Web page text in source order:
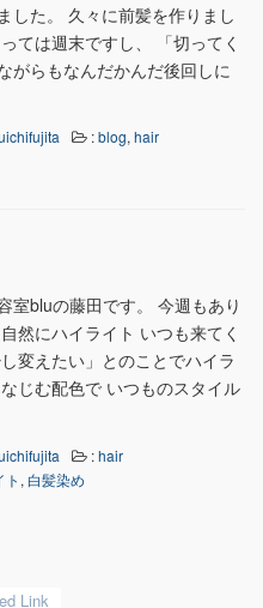
した。 久々に前髪を作りまし
ては週末ですし、 「切ってく
がらもなんだかんだ後回しに
:blog, hair
室bluの藤田です。 今週もあり
然にハイライト いつも来てく
変えたい」とのことでハイラ
じむ配色で いつものスタイル
:hair
, 白髪染め